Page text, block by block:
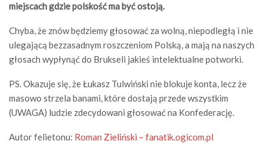
miejscach gdzie polskość ma być ostoją.
Chyba, że znów będziemy głosować za wolną, niepodległą i nie
ulegającą bezzasadnym roszczeniom Polską, a mają na naszych
głosach wypłynąć do Brukseli jakieś intelektualne potworki.
PS. Okazuje się, że Łukasz Tulwiński nie blokuje konta, lecz że
masowo strzela banami, które dostają przede wszystkim
(UWAGA) ludzie zdecydowani głosować na Konfederację.
Autor felietonu: Roman Zieliński – fanatik.ogicom.pl